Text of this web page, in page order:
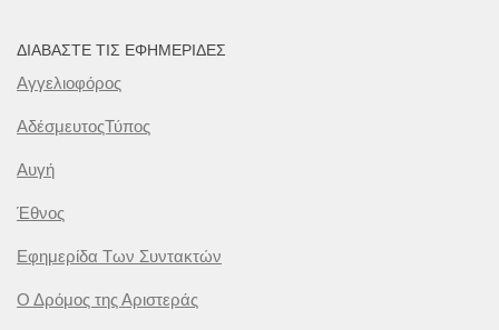
ΔΙΑΒΆΣΤΕ ΤΙΣ ΕΦΗΜΕΡΊΔΕΣ
Αγγελιοφόρος
ΑδέσμευτοςΤύπος
Αυγή
Έθνος
Εφημερίδα Των Συντακτών
Ο Δρόμος της Αριστεράς